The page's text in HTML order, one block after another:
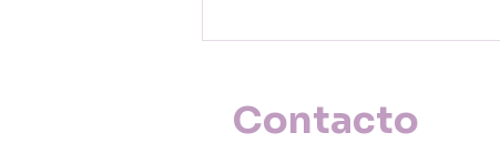
esto ocasiona.
Contacto